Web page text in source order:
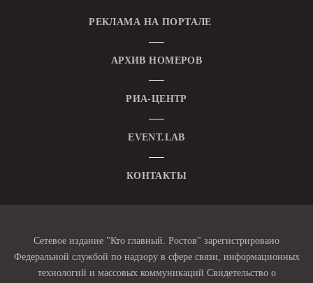
РЕКЛАМА НА ПОРТАЛЕ
АРХИВ НОМЕРОВ
РИА-ЦЕНТР
EVENT.LAB
КОНТАКТЫ
Сетевое издание "Кто главный. Ростов" зарегистрировано
Федеральной службой по надзору в сфере связи, информационных
технологий и массовых коммуникаций Свидетельство о